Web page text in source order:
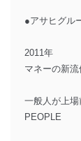
●アサヒグル
2011年
マネーの新
一般人が上
PEOPLE